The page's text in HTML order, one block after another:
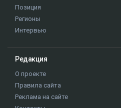
Позиция
Регионы
Интервью
Редакция
О проекте
Правила сайта
Реклама на сайте